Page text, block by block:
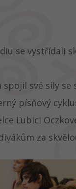
se vystřídali
své síly se
písňový
Ľubici
za